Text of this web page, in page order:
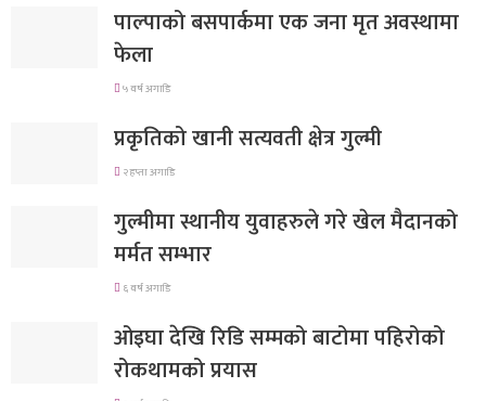
पाल्पाको बसपार्कमा एक जना मृत अवस्थामा
फेला
५ वर्ष अगाडि
प्रकृतिको खानी सत्यवती क्षेत्र गुल्मी
२ हप्ता अगाडि
गुल्मीमा स्थानीय युवाहरुले गरे खेल मैदानको
मर्मत सम्भार
६ वर्ष अगाडि
ओइघा देखि रिडि सम्मको बाटोमा पहिरोको
रोकथामको प्रयास